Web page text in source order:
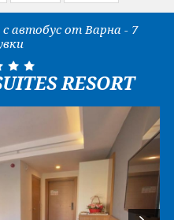
Форма за запитване
Условия за записване
Документи
автобус от Варна - 7
RESORT